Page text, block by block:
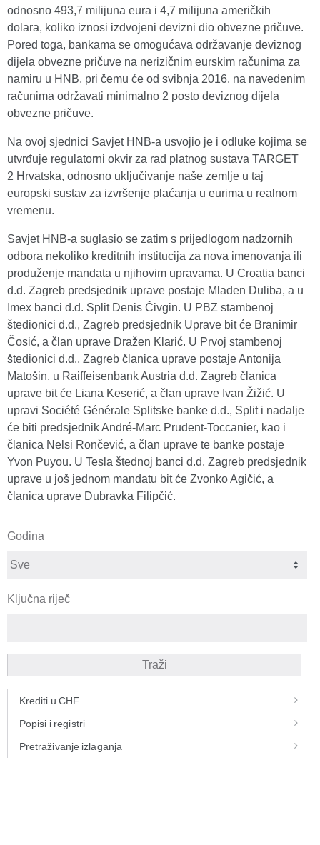
odnosno 493,7 milijuna eura i 4,7 milijuna američkih
dolara, koliko iznosi izdvojeni devizni dio obvezne pričuve.
Pored toga, bankama se omogućava održavanje deviznog
dijela obvezne pričuve na nerizičnim eurskim računima za
namiru u HNB, pri čemu će od svibnja 2016. na navedenim
računima održavati minimalno 2 posto deviznog dijela
obvezne pričuve.
Na ovoj sjednici Savjet HNB-a usvojio je i odluke kojima se
utvrđuje regulatorni okvir za rad platnog sustava TARGET
2 Hrvatska, odnosno uključivanje naše zemlje u taj
europski sustav za izvršenje plaćanja u eurima u realnom
vremenu.
Savjet HNB-a suglasio se zatim s prijedlogom nadzornih
odbora nekoliko kreditnih institucija za nova imenovanja ili
produženje mandata u njihovim upravama. U Croatia banci
d.d. Zagreb predsjednik uprave postaje Mladen Duliba, a u
Imex banci d.d. Split Denis Čivgin. U PBZ stambenoj
štedionici d.d., Zagreb predsjednik Uprave bit će Branimir
Čosić, a član uprave Dražen Klarić. U Prvoj stambenoj
štedionici d.d., Zagreb članica uprave postaje Antonija
Matošin, u Raiffeisenbank Austria d.d. Zagreb članica
uprave bit će Liana Keserić, a član uprave Ivan Žižić. U
upravi Société Générale Splitske banke d.d., Split i nadalje
će biti predsjednik André-Marc Prudent-Toccanier, kao i
članica Nelsi Rončević, a član uprave te banke postaje
Yvon Puyou. U Tesla štednoj banci d.d. Zagreb predsjednik
uprave u još jednom mandatu bit će Zvonko Agičić, a
članica uprave Dubravka Filipčić.
Godina
Ključna riječ
Traži
Krediti u CHF
Popisi i registri
Pretraživanje izlaganja